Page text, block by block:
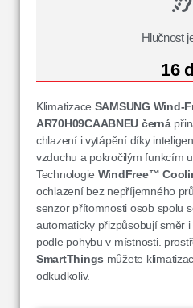
Hlučnost
16
Klimatizace SAMSUNG Wind-
AR70H09CAABNEU černá
chlazení i vytápění díky
vzduchu a pokročilým funkcím
Technologie WindFree™
ochlazení bez nepříjemného
senzor přítomnosti osob spolu
automaticky přizpůsobují směr
podle pohybu v místnosti.
SmartThings můžete
odkudkoliv.